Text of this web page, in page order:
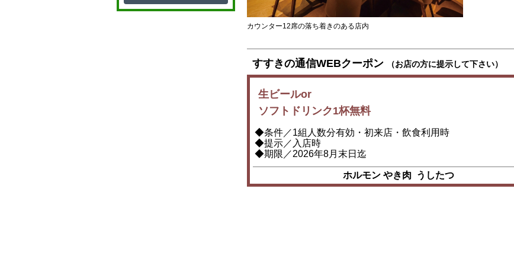
カウンター12席の落ち着きのある店内
すすきの通信WEBクーポン （お店の方に提示して下さい）
生ビールor
ソフトドリンク1杯無料
◆条件／1組人数分有効・初来店・飲食利用時
◆提示／入店時
◆期限／2026年8月末日迄
ホルモン やき肉 うしたつ
うなぎ